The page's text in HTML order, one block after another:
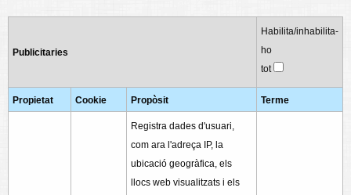
Publicitaries
Habilita/inhabilita-
ho
tot
Propietat Cookie Propòsit Terme
Registra dades d'usuari,
com ara l'adreça IP, la
ubicació geogràfica, els
llocs web visualitzats i els